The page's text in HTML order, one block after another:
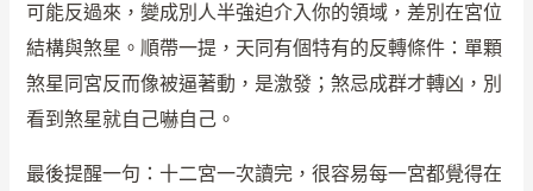
可能反過來，變成別人半強迫介入你的領域，差別在宮位
結構與煞星。順帶一提，天同有個特有的反轉條件：單顆
煞星同宮反而像被逼著動，是激發；煞忌成群才轉凶，別
看到煞星就自己嚇自己。
最後提醒一句：十二宮一次讀完，很容易每一宮都覺得在